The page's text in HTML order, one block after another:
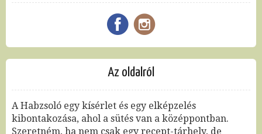
Az oldalról
A Habzsoló egy kísérlet és egy elképzelés
kibontakozása, ahol a sütés van a középpontban.
Szeretném, ha nem csak egy recept-tárhely, de